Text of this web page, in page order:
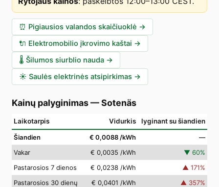
⏰ Pigiausios valandos skaičiuoklė →
🔌 Elektromobilio įkrovimo kaštai →
🌡️ Šilumos siurblio nauda →
☀️ Saulės elektrinės atsipirkimas →
Kainų palyginimas—Sotenäs
Laikotarpis Vidurkis lyginant su šiandien
Šiandien € 0,0088 /kWh
—
Vakar
€ 0,0035 /kWh ▼ 60%
Pastarosios 7 dienos
€ 0,0238 /kWh ▲ 171%
Pastarosios 30 dienų
€ 0,0401 /kWh ▲ 357%